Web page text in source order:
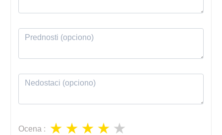
Ocena :